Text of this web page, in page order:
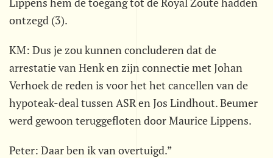
ontzegd (3).
KM: Dus je zou kunnen concluderen dat de
arrestatie van Henk en zijn connectie met Johan
Verhoek de reden is voor het het cancellen van de
hypoteak-deal tussen ASR en Jos Lindhout. Beumer
werd gewoon teruggefloten door Maurice Lippens.
Peter: Daar ben ik van overtuigd.”